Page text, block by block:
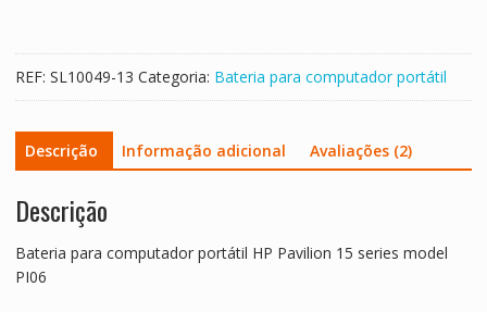
15
series
model
PI06
REF: SL10049-13 Categoria: Bateria para computador portátil
Descrição Informação adicional Avaliações (2)
Descrição
Bateria para computador portátil HP Pavilion 15 series model
PI06